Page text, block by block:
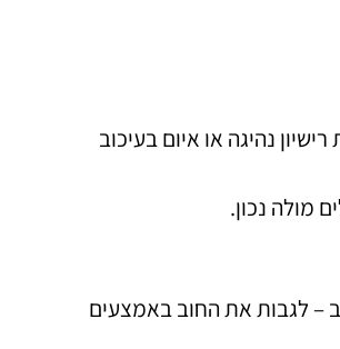
נהיגה או איום בעיכוב
מולה נכון.
– לגבות את החוב באמצעים